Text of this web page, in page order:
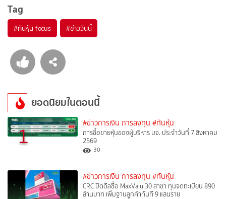
Tag
#ทันหุ้น focus #ข่าววันนี้
ยอดนิยมในตอนนี้
1 #ข่าวการเงิน การลงทุน #ทันหุ้น
การซื้อขายหุ้นของผู้บริหาร บจ. ประจำวันที่ 7 สิงหาคม
2569
30
#ข่าวการเงิน การลงทุน #ทันหุ้น
CRC ปิดดีลซื้อ MaxValu 30 สาขา ทุนจดทะเบียน 890
ล้านบาท เพิ่มฐานลูกค้าทันที 9 แสนราย